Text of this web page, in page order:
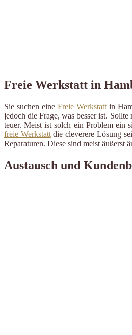
Freie Werkstatt in
Sie suchen eine Freie Werkstatt in
jedoch die Frage, was besser ist.
teuer. Meist ist solch ein Problem ein
freie Werkstattdie cleverere Lösung
Reparaturen. Diese sind meist äußerst
Austausch und